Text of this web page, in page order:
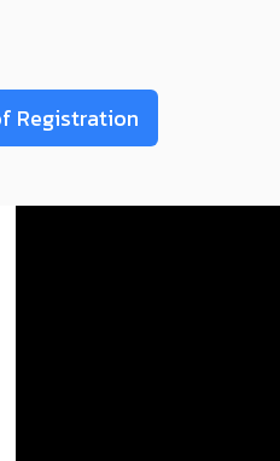
Registration